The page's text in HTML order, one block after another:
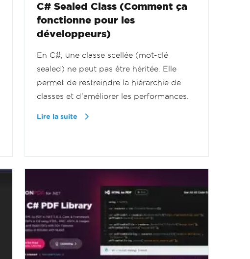
C# Sealed Class (Comment ça
fonctionne pour les
développeurs)
En C#, une classe scellée (mot-clé
sealed) ne peut pas être héritée. Elle
permet de restreindre la hiérarchie de
classes et d'améliorer les performances.
Lire la suite